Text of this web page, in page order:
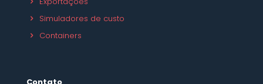
Simuladores de custo
Containers